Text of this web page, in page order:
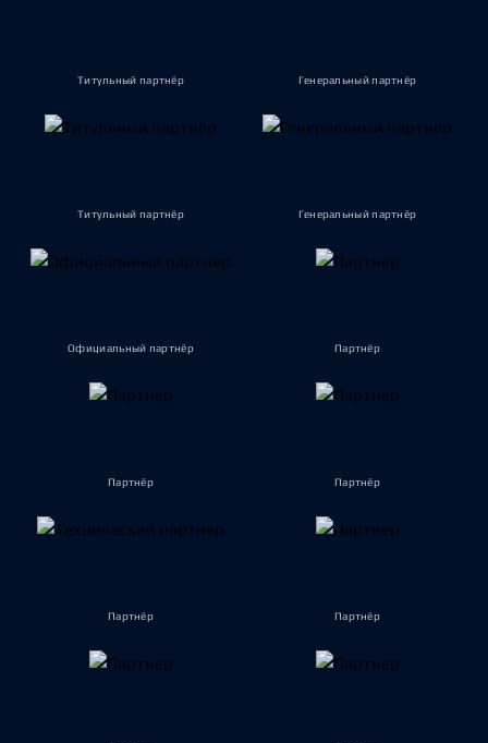
Титульный партнёр Генеральный партнёр
Титульный партнёр Генеральный партнёр
Официальный партнёр Партнёр
Партнёр Партнёр
Партнёр Партнёр